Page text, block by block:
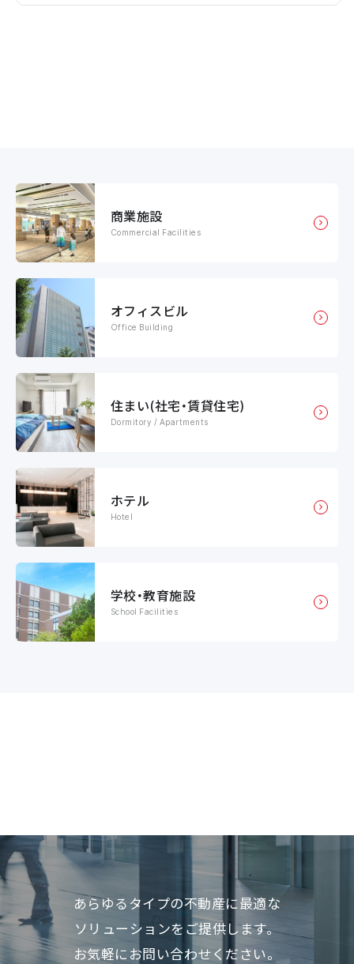
商業施設
Commercial Facilities
オフィスビル
Office Building
住まい(社宅・賃貸住宅)
Dormitory / Apartments
ホテル
Hotel
学校・教育施設
School Facilities
あらゆるタイプの不動産に最適な
ソリューションをご提供します。
お気軽にお問い合わせください。